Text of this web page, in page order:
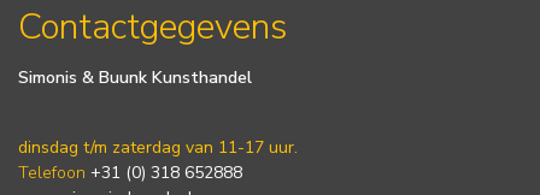
Contactgegevens
Simonis & Buunk Kunsthandel
dinsdag t/m zaterdag van 11-17 uur.
Telefoon +31 (0) 318 652888